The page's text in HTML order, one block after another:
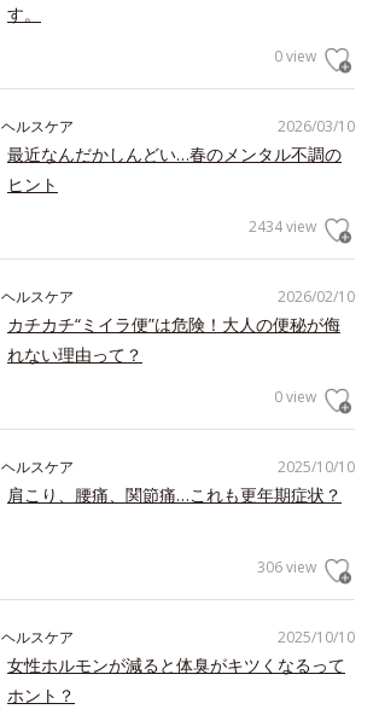
す。
0 view
2026/03/10
ヘルスケア
最近なんだかしんどい…春のメンタル不調の
ヒント
2434 view
2026/02/10
ヘルスケア
カチカチ“ミイラ便”は危険！大人の便秘が侮
れない理由って？
0 view
2025/10/10
ヘルスケア
肩こり、腰痛、関節痛…これも更年期症状？
306 view
2025/10/10
ヘルスケア
女性ホルモンが減ると体臭がキツくなるって
ホント？